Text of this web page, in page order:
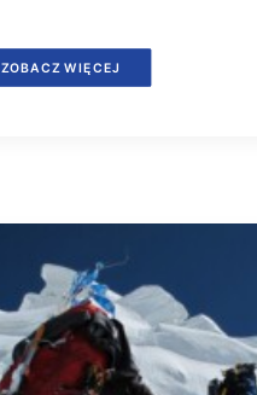
ZOBACZ WIĘCEJ